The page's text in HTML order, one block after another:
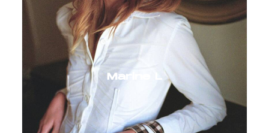
Marine L